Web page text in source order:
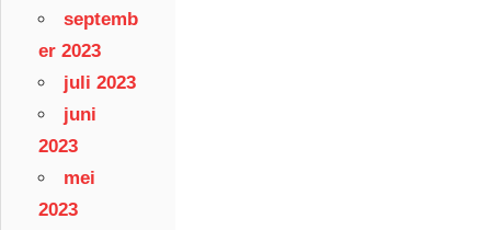
septemb
er 2023
juli 2023
juni
2023
mei
2023